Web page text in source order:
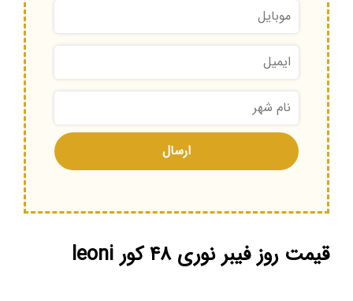
قیمت روز فیبر نوری ۴۸ کور leoni